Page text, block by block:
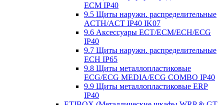
ECМ IP40
9.5 Щиты наружн. распределительные
ACTH/ACT IP40 IK07
9.6 Аксессуары ECT/ECM/ECH/ECG
IP40
9.7 Щиты наружн. распределительные
ECH IP65
9.8 Щиты металлопластиковые
ECG/ECG MEDIA/ECG COMBO IP40
9.9 Щиты металлопластиковые ERP
IP40